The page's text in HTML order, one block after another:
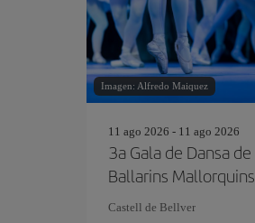
Imagen: Alfredo Maiquez
11 ago 2026 - 11 ago 2026
3a Gala de Dansa de
Ballarins Mallorquins
Castell de Bellver